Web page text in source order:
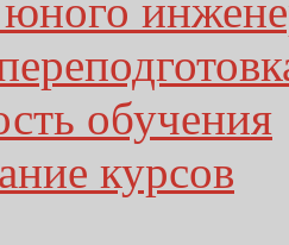
обучения
курсов